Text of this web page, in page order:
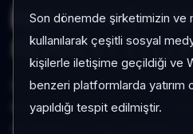
Son dönemde şirketimizin ve
kullanılarak çeşitli sosyal
kişilerle iletişime geçildiği ve
benzeri platformlarda yatırım
yapıldığı tespit edilmiştir.
İŞ PORTFÖY
SERBEST (TL)
İŞ PORTFÖY ÜÇÜNCÜ
kategorisinde son 1 ayda